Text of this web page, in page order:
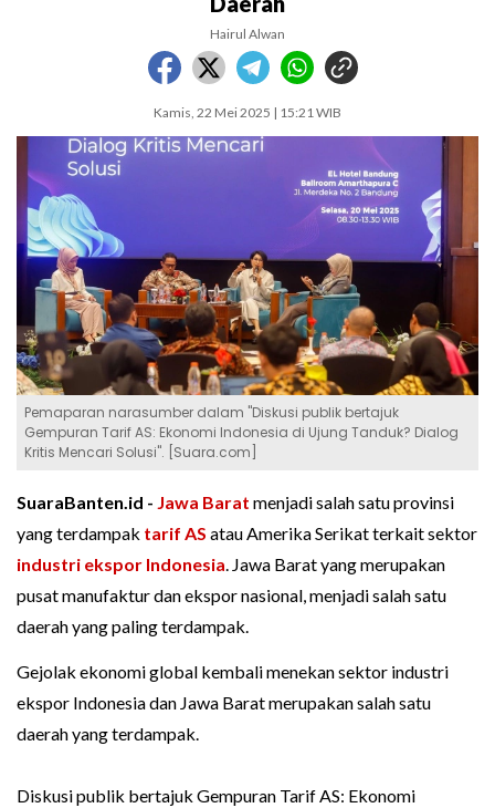
Hairul Alwan
Kamis, 22 Mei 2025 | 15:21 WIB
Pemaparan narasumber dalam "Diskusi publik bertajuk
Gempuran Tarif AS: Ekonomi Indonesia di Ujung Tanduk? Dialog
Kritis Mencari Solusi". [Suara.com]
SuaraBanten.id - Jawa Barat menjadi salah satu provinsi
yang terdampak tarif AS atau Amerika Serikat terkait sektor
industri ekspor Indonesia. Jawa Barat yang merupakan
pusat manufaktur dan ekspor nasional, menjadi salah satu
daerah yang paling terdampak.
Gejolak ekonomi global kembali menekan sektor industri
ekspor Indonesia dan Jawa Barat merupakan salah satu
daerah yang terdampak.
Diskusi publik bertajuk Gempuran Tarif AS: Ekonomi